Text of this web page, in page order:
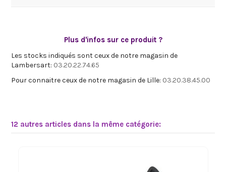
Plus d'infos sur ce produit ?
Les stocks indiqués sont ceux de notre magasin de
Lambersart: 03.20.22.74.65
Pour connaitre ceux de notre magasin de Lille: 03.20.38.45.00
12 autres articles dans la même catégorie: